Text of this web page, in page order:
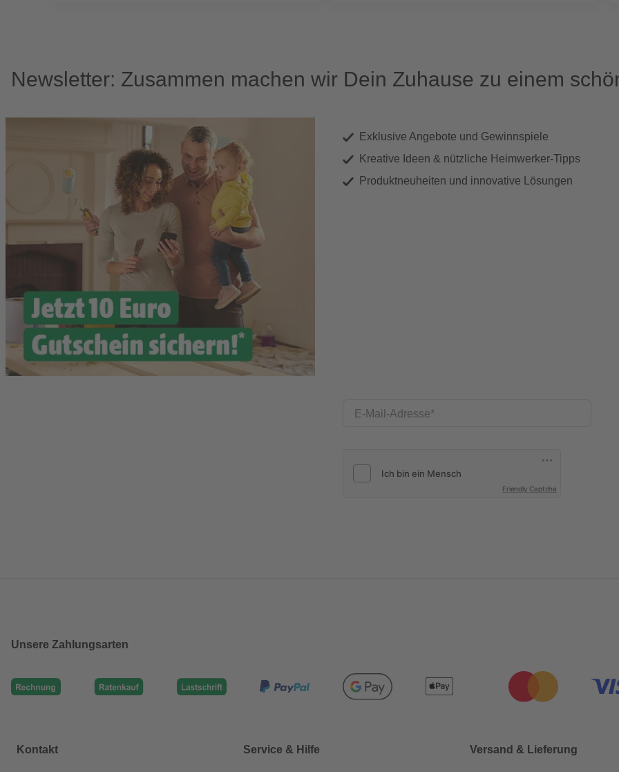
Newsletter: Zusammen machen wir Dein Zuhause zu einem
Exklusive Angebote und Gewinnspiele
Kreative Ideen & nützliche Heimwerker-Tipps
Produktneuheiten und innovative Lösungen
E-Mail-Adresse
Friendly Captcha
Unsere Zahlungsarten
Kontakt Service & Hilfe Versand & Lieferung